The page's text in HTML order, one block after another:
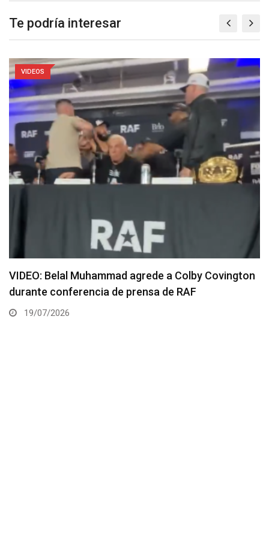
Te podría interesar
VIDEOS
VIDEO: Dricus du Plessis y Kamaru Usman tienen
primero careo antes del UFC Oklahoma City
16/07/2026